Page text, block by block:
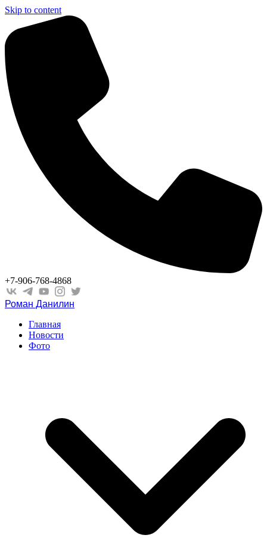
Skip to content
+7-906-768-4868
Роман Данилин
Главная
Новости
Фото